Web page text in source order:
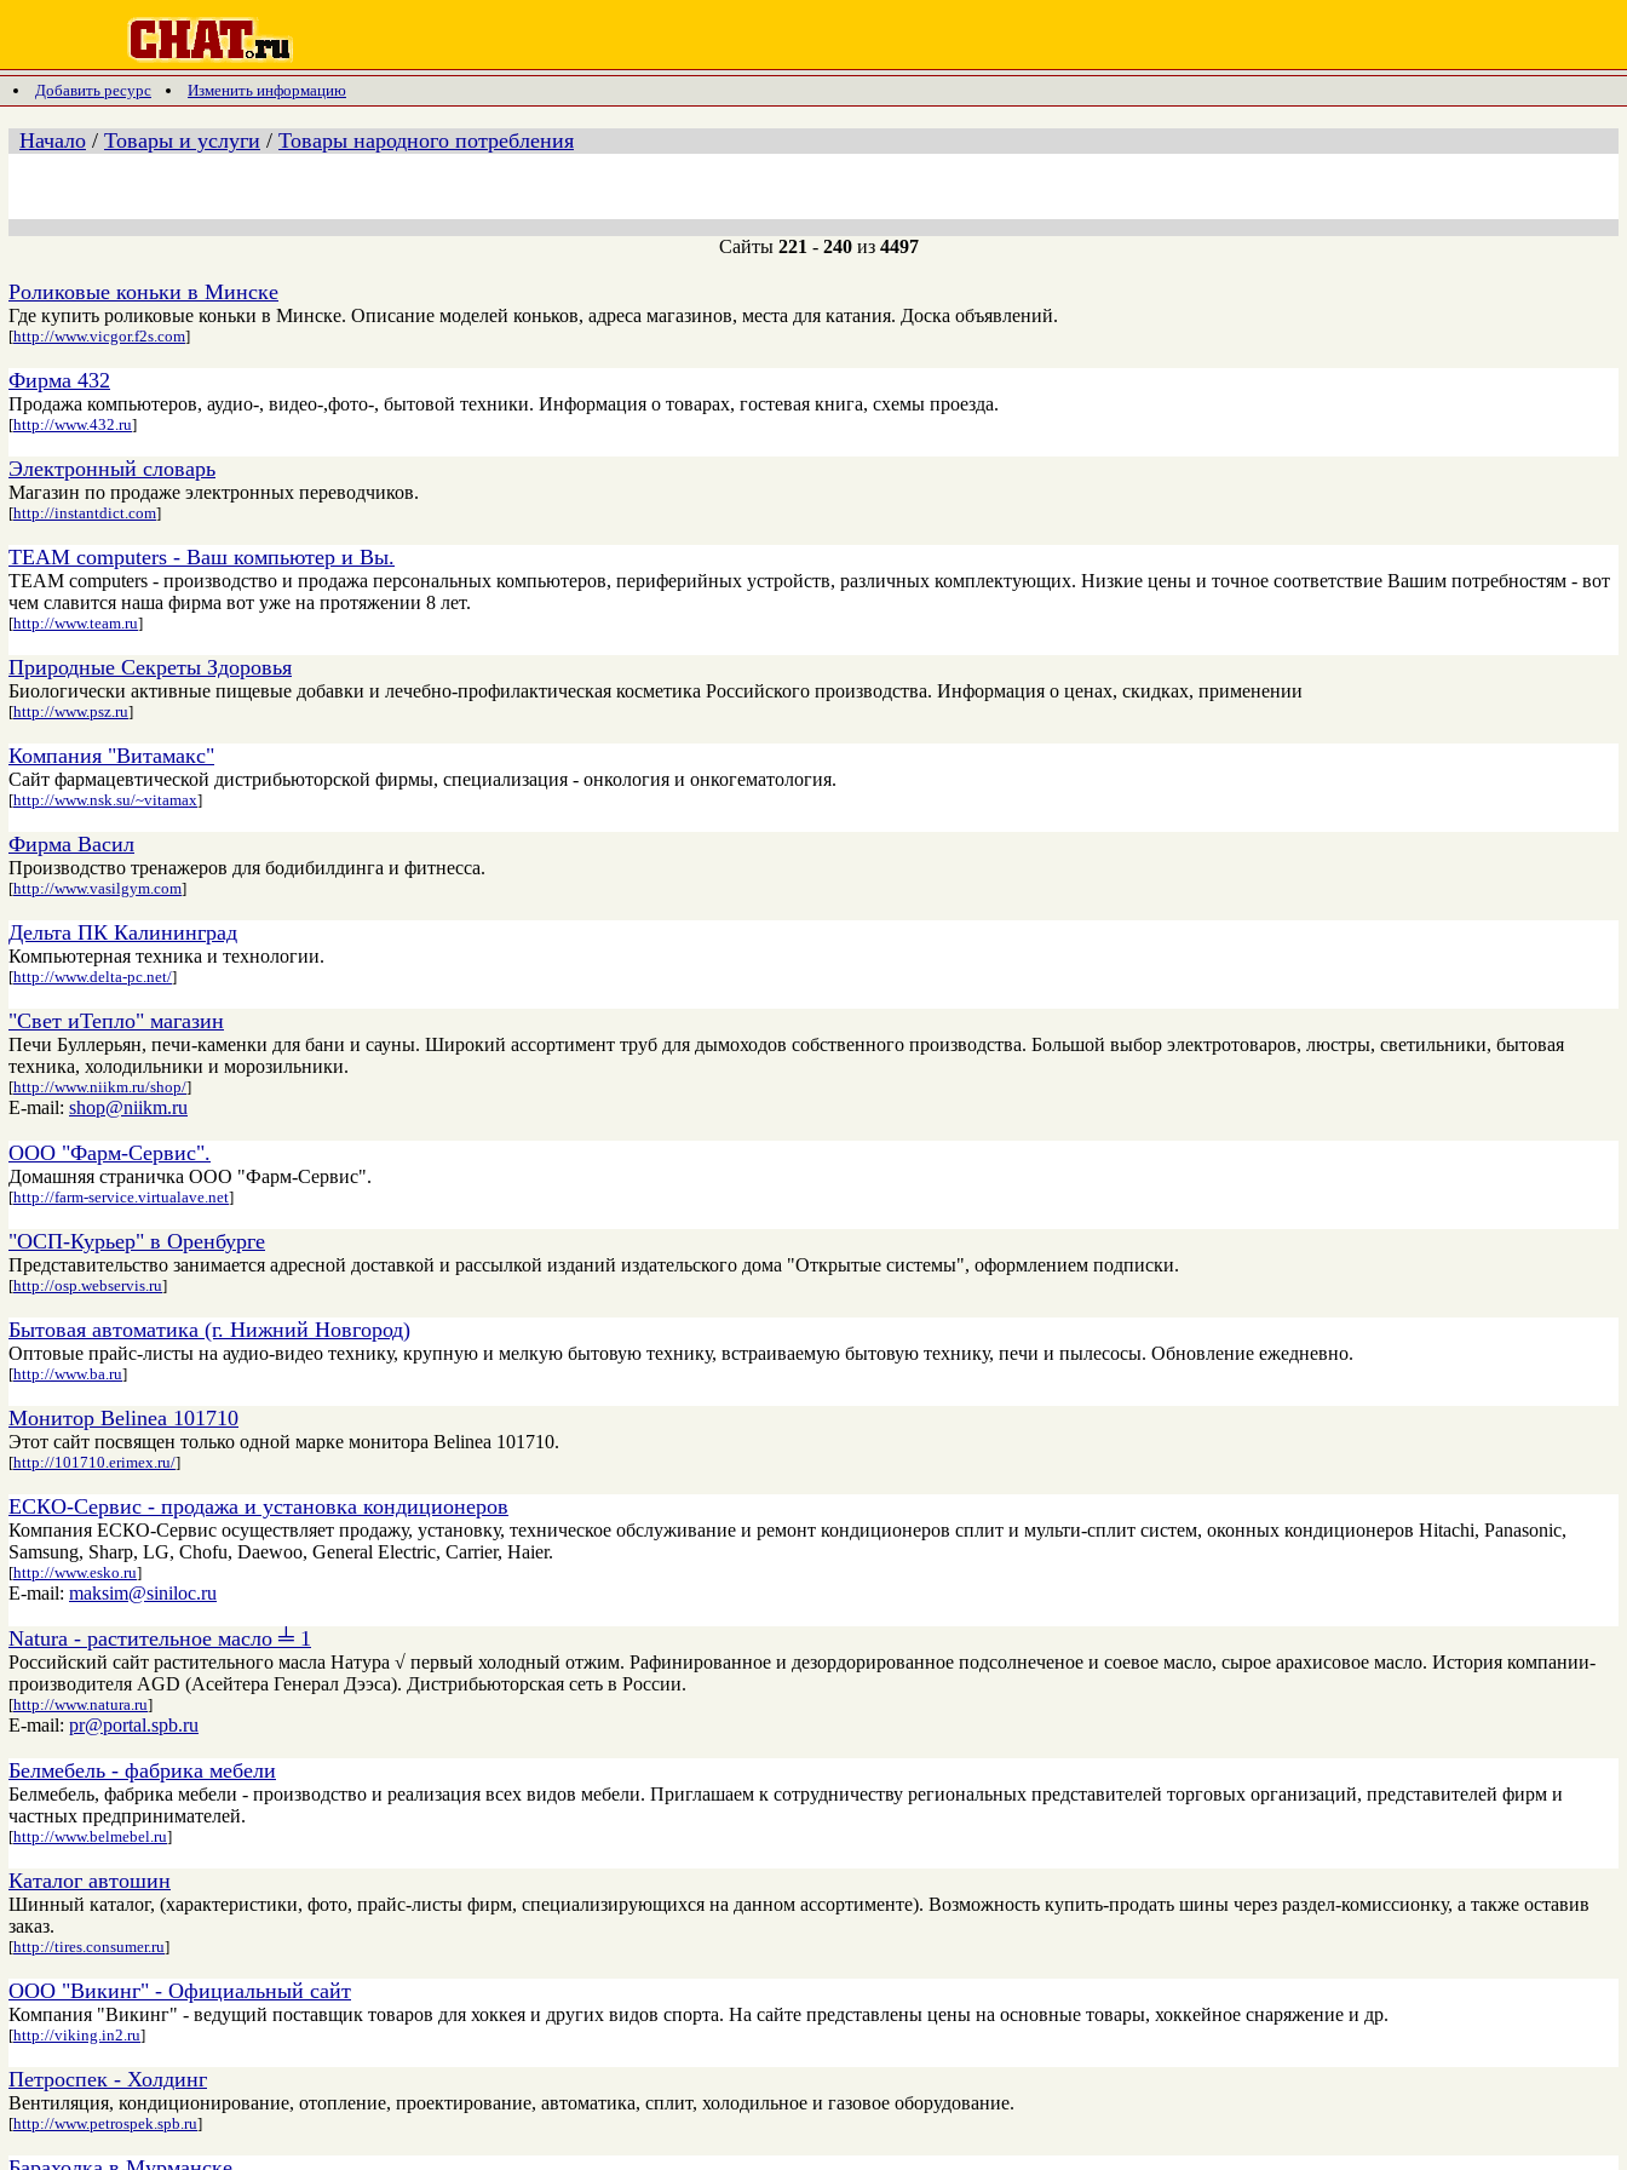
Добавить ресурс Изменить информацию
Начало / Товары и услуги / Товары народного потребления
Сайты 221 - 240из 4497
Роликовые коньки в Минске
Где купить роликовые коньки в Минске. Описание моделей коньков, адреса магазинов, места для катания. Доска объявлений.
[http://www.vicgor.f2s.com]
Фирма 432
Продажа компьютеров, аудио-, видео-,фото-, бытовой техники. Информация о товарах, гостевая книга, схемы проезда.
[http://www.432.ru]
Электронный словарь
Магазин по продаже электронных переводчиков.
[http://instantdict.com]
TEAM computers - Ваш компьютер и Вы.
TEAM computers - производство и продажа персональных компьютеров, периферийных устройств, различных комплектующих. Низкие цены и точное соответствие Вашим потребностям - вот
чем славится наша фирма вот уже на протяжении 8 лет.
[http://www.team.ru]
Природные Секреты Здоровья
Биологически активные пищевые добавки и лечебно-профилактическая косметика Российского производства. Информация о ценах, скидках, применении
[http://www.psz.ru]
Компания "Витамакс"
Сайт фармацевтической дистрибьюторской фирмы, специализация - онкология и онкогематология.
[http://www.nsk.su/~vitamax]
Фирма Васил
Производство тренажеров для бодибилдинга и фитнесса.
[http://www.vasilgym.com]
Дельта ПК Калининград
Компьютерная техника и технологии.
[http://www.delta-pc.net/]
"Свет иТепло" магазин
Печи Буллерьян, печи-каменки для бани и сауны. Широкий ассортимент труб для дымоходов собственного производства. Большой выбор электротоваров, люстры, светильники, бытовая
техника, холодильники и морозильники.
[http://www.niikm.ru/shop/]
E-mail: shop@niikm.ru
ООО "Фарм-Сервис".
Домашняя страничка ООО "Фарм-Сервис".
[http://farm-service.virtualave.net]
"ОСП-Курьер" в Оренбурге
Представительство занимается адресной доставкой и рассылкой изданий издательского дома "Открытые системы", оформлением подписки.
[http://osp.webservis.ru]
Бытовая автоматика (г. Нижний Новгород)
Оптовые прайс-листы на аудио-видео технику, крупную и мелкую бытовую технику, встраиваемую бытовую технику, печи и пылесосы. Обновление ежедневно.
[http://www.ba.ru]
Монитор Belinea 101710
Этот сайт посвящен только одной марке монитора Belinea 101710.
[http://101710.erimex.ru/]
ЕСКО-Сервис - продажа и установка кондиционеров
Компания ЕСКО-Сервис осуществляет продажу, установку, техническое обслуживание и ремонт кондиционеров сплит и мульти-сплит систем, оконных кондиционеров Hitachi, Panasonic,
Samsung, Sharp, LG, Chofu, Daewoo, General Electric, Carrier, Haier.
[http://www.esko.ru]
E-mail: maksim@siniloc.ru
Natura - растительное масло ╧ 1
Российский сайт растительного масла Натура √ первый холодный отжим. Рафинированное и дезордорированное подсолнеченое и соевое масло, сырое арахисовое масло. История компании-
производителя AGD (Асейтера Генерал Дээса). Дистрибьюторская сеть в России.
[http://www.natura.ru]
E-mail: pr@portal.spb.ru
Белмебель - фабрика мебели
Белмебель, фабрика мебели - производство и реализация всех видов мебели. Приглашаем к сотрудничеству региональных представителей торговых организаций, представителей фирм и
частных предпринимателей.
[http://www.belmebel.ru]
Каталог автошин
Шинный каталог, (характеристики, фото, прайс-листы фирм, специализирующихся на данном ассортименте). Возможность купить-продать шины через раздел-комиссионку, а также оставив
заказ.
[http://tires.consumer.ru]
ООО "Викинг" - Официальный сайт
Компания "Викинг" - ведущий поставщик товаров для хоккея и других видов спорта. На сайте представлены цены на основные товары, хоккейное снаряжение и др.
[http://viking.in2.ru]
Петроспек - Холдинг
Вентиляция, кондиционирование, отопление, проектирование, автоматика, сплит, холодильное и газовое оборудование.
[http://www.petrospek.spb.ru]